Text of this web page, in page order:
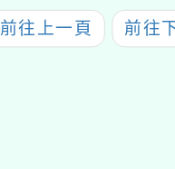
前往上一頁 前往